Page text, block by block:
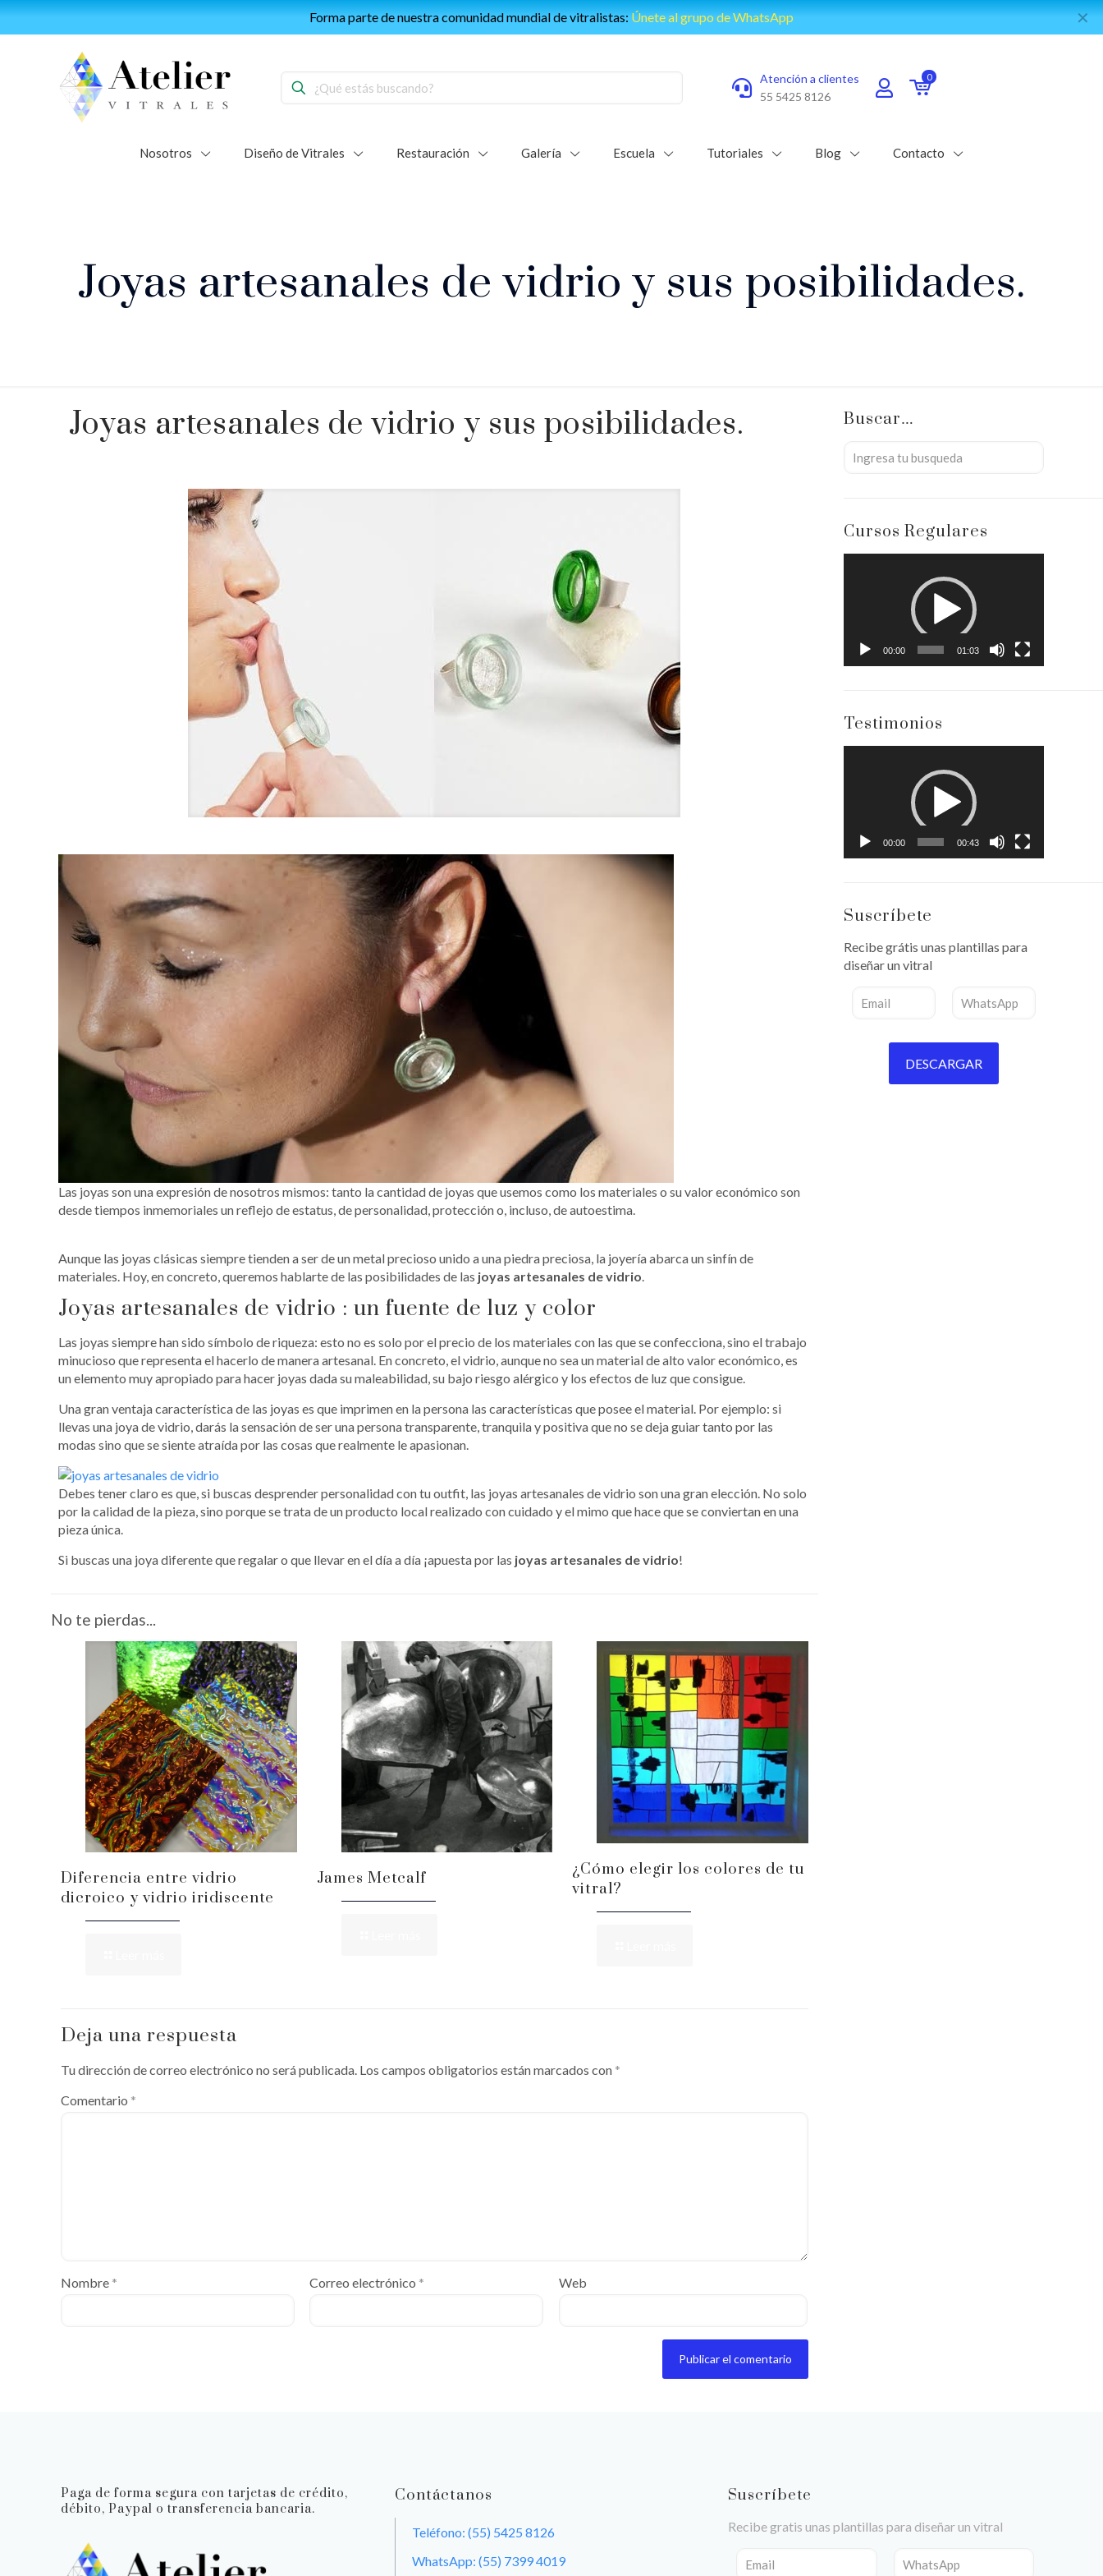
Forma parte de nuestra comunidad mundial de vitralistas: Únete al grupo de WhatsApp ✕
Atención a clientes
55 5425 8126
0
Nosotros Diseño de Vitrales Restauración Galería Escuela Tutoriales Blog Contacto
Joyas artesanales de vidrio y sus posibilidades.
Joyas artesanales de vidrio y sus posibilidades.
Las joyas son una expresión de nosotros mismos: tanto la cantidad de joyas que usemos como los materiales o su valor económico son
desde tiempos inmemoriales un reflejo de estatus, de personalidad, protección o, incluso, de autoestima.
Aunque las joyas clásicas siempre tienden a ser de un metal precioso unido a una piedra preciosa, la joyería abarca un sinfín de
materiales. Hoy, en concreto, queremos hablarte de las posibilidades de las joyas artesanales de vidrio
Joyas artesanales de vidrio : un fuente de luz y color
Las joyas siempre han sido símbolo de riqueza: esto no es solo por el precio de los materiales con las que se confecciona, sino el trabajo
minucioso que representa el hacerlo de manera artesanal. En concreto, el vidrio, aunque no sea un material de alto valor económico, es
un elemento muy apropiado para hacer joyas dada su maleabilidad, su bajo riesgo alérgico y los efectos de luz que consigue.
Una gran ventaja característica de las joyas es que imprimen en la persona las características que posee el material. Por ejemplo: si
llevas una joya de vidrio, darás la sensación de ser una persona transparente, tranquila y positiva que no se deja guiar tanto por las
modas sino que se siente atraída por las cosas que realmente le apasionan.
Debes tener claro es que, si buscas desprender personalidad con tu outfit, las joyas artesanales de vidrio son una gran elección. No solo
por la calidad de la pieza, sino porque se trata de un producto local realizado con cuidado y el mimo que hace que se conviertan en una
pieza única.
Si buscas una joya diferente que regalar o que llevar en el día a día ¡apuesta por las joyas artesanales de vidrio!
No te pierdas...
Diferencia entre vidrio
dicroico y vidrio iridiscente
James Metcalf
¿Cómo elegir los colores de tu
vitral?
Deja una respuesta
Tu dirección de correo electrónico no será publicada. Los campos obligatorios están marcados con *
Comentario *
Nombre * Correo electrónico * Web
Buscar…
Cursos Regulares
00:00 01:03
Testimonios
00:00 00:43
Suscríbete
Recibe grátis unas plantillas para
diseñar un vitral
Paga de forma segura con tarjetas de crédito,
débito, Paypal o transferencia bancaria.
Contáctanos
Teléfono: (55) 5425 8126
WhatsApp: (55) 7399 4019
Suscríbete
Recibe gratis unas plantillas para diseñar un vitral